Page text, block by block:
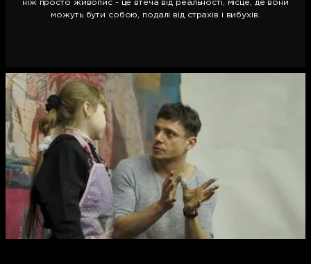
ніж просто живопис - це втеча від реальності, місце, де вони
можуть бути собою, подалі від страхів і вибухів.